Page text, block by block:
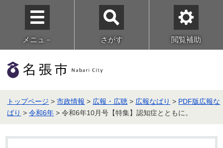
メニュ－ さがす 閲覧補助
トップページ >市政情報 > 広報・広聴 > 広報なばり > PDF版広報な
ばり >令和6年 > 令和6年10月号【特集】認知症とともに。